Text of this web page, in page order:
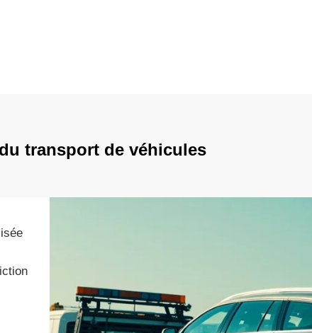
transport de véhicules